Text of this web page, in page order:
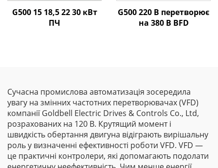
G500 15 18,5 22 30 кВт
ПЧ
G500 220 В перетворює
на 380 В ВFD
Сучасна промислова автоматизація зосередила
увагу на змінних частотних перетворювачах (VFD)
компанії Goldbell Electric Drives & Controls Co., Ltd,
розрахованих на 120 В. Крутящий момент і
швидкість обертання двигуна відіграють вирішальну
роль у визначенні ефективності роботи VFD. VFD —
це практичні контролери, які допомагають подолати